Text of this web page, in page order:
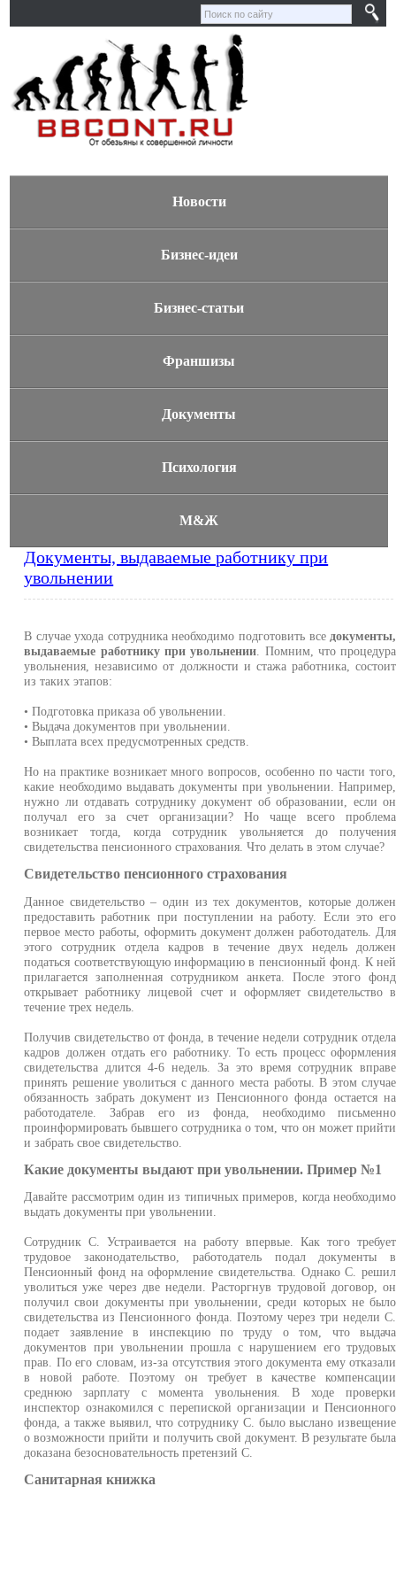
Новости
Бизнес-идеи
Бизнес-статьи
Франшизы
Документы
Психология
М&Ж
Документы, выдаваемые работнику при
увольнении
В случае ухода сотрудника необходимо подготовить все документы,
выдаваемые работнику при увольнении . Помним, что процедура
увольнения, независимо от должности и стажа работника, состоит
из таких этапов:
• Подготовка приказа об увольнении.
• Выдача документов при увольнении.
• Выплата всех предусмотренных средств.
Но на практике возникает много вопросов, особенно по части того,
какие необходимо выдавать документы при увольнении. Например,
нужно ли отдавать сотруднику документ об образовании, если он
получал его за счет организации? Но чаще всего проблема
возникает тогда, когда сотрудник увольняется до получения
свидетельства пенсионного страхования. Что делать в этом случае?
Свидетельство пенсионного страхования
Данное свидетельство – один из тех документов, которые должен
предоставить работник при поступлении на работу. Если это его
первое место работы, оформить документ должен работодатель. Для
этого сотрудник отдела кадров в течение двух недель должен
податься соответствующую информацию в пенсионный фонд. К ней
прилагается заполненная сотрудником анкета. После этого фонд
открывает работнику лицевой счет и оформляет свидетельство в
течение трех недель.
Получив свидетельство от фонда, в течение недели сотрудник отдела
кадров должен отдать его работнику. То есть процесс оформления
свидетельства длится 4-6 недель. За это время сотрудник вправе
принять решение уволиться с данного места работы. В этом случае
обязанность забрать документ из Пенсионного фонда остается на
работодателе. Забрав его из фонда, необходимо письменно
проинформировать бывшего сотрудника о том, что он может прийти
и забрать свое свидетельство.
Какие документы выдают при увольнении. Пример №1
Давайте рассмотрим один из типичных примеров, когда необходимо
выдать документы при увольнении.
Сотрудник С. Устраивается на работу впервые. Как того требует
трудовое законодательство, работодатель подал документы в
Пенсионный фонд на оформление свидетельства. Однако С. решил
уволиться уже через две недели. Расторгнув трудовой договор, он
получил свои документы при увольнении, среди которых не было
свидетельства из Пенсионного фонда. Поэтому через три недели С.
подает заявление в инспекцию по труду о том, что выдача
документов при увольнении прошла с нарушением его трудовых
прав. По его словам, из-за отсутствия этого документа ему отказали
в новой работе. Поэтому он требует в качестве компенсации
среднюю зарплату с момента увольнения. В ходе проверки
инспектор ознакомился с перепиской организации и Пенсионного
фонда, а также выявил, что сотруднику С. было выслано извещение
о возможности прийти и получить свой документ. В результате была
доказана безосновательность претензий С.
Санитарная книжка